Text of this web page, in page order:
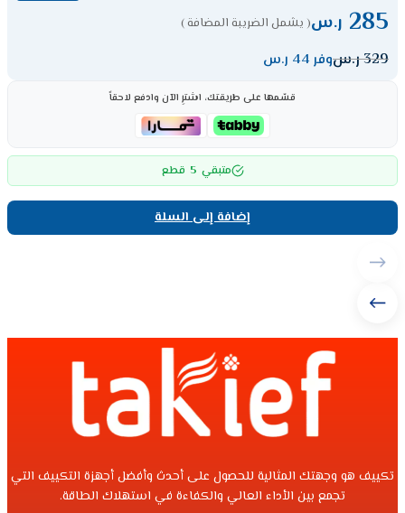
285 ر.س( يشمل الضريبة المضافة )
329ر.سوفر 44 ر.س
قسّمها على طريقتك، اشترِ الآن وادفع لاحقاً
متبقي 5 قطع
إضافة إلى السلة
تكييف هو وجهتك المثالية للحصول على أحدث وأفضل أجهزة التكييف التي
تجمع بين الأداء العالي والكفاءة في استهلاك الطاقة.